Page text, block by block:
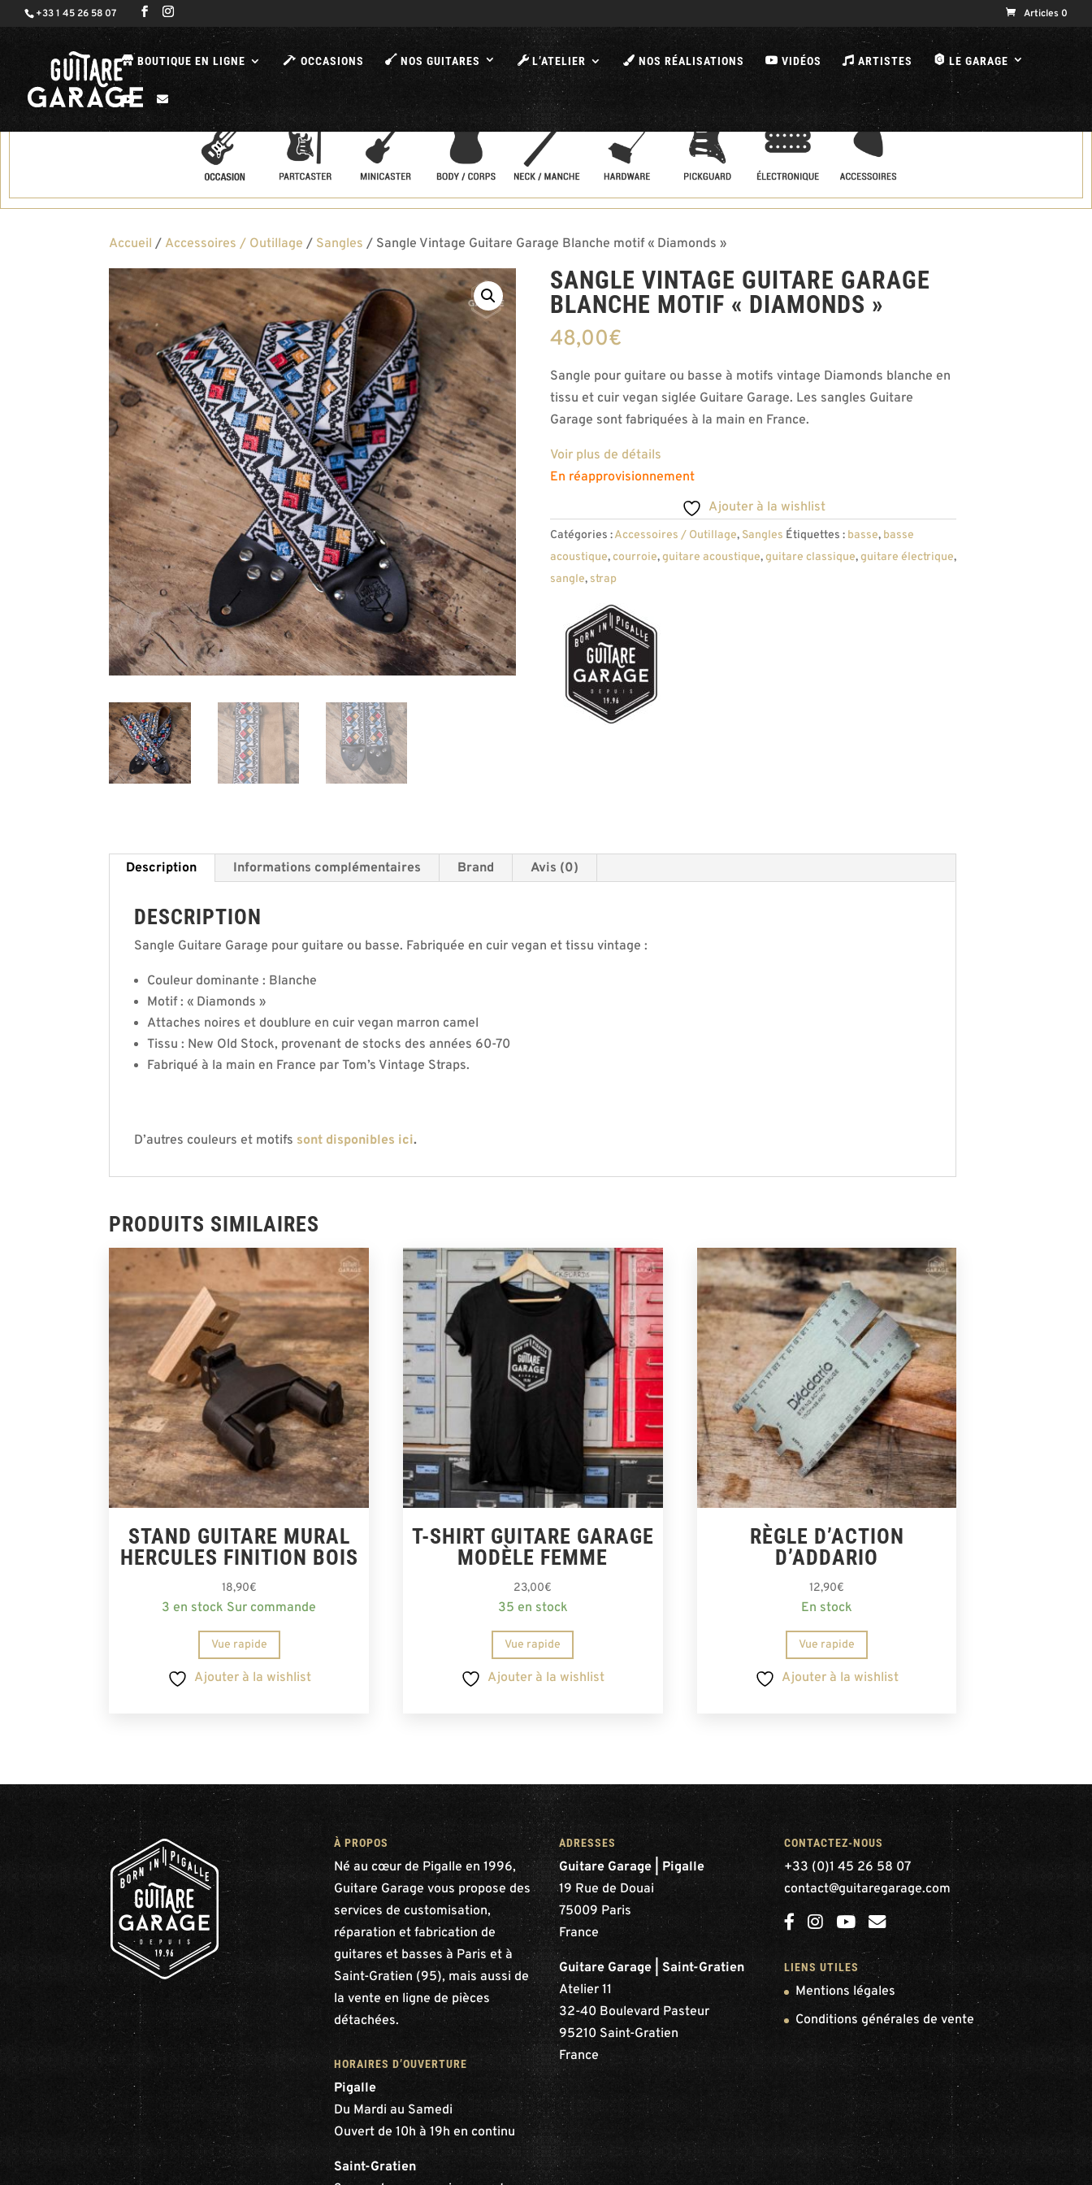
+33 1 45 26 58 07 Articles 0
BOUTIQUE EN LIGNE OCCASIONS A NOS GUITARES L’ATELIER NOS RÉALISATIONS VIDÉOS ARTISTES B LE GARAGE
Accueil / Accessoires / Outillage / Sangles / Sangle Vintage Guitare Garage Blanche motif « Diamonds »
SANGLE VINTAGE GUITARE GARAGE
BLANCHE MOTIF « DIAMONDS »
48,00€
Sangle pour guitare ou basse à motifs vintage Diamonds blanche en
tissu et cuir vegan siglée Guitare Garage. Les sangles Guitare
Garage sont fabriquées à la main en France.
Voir plus de détails
En réapprovisionnement
Ajouter à la wishlist
Catégories :Accessoires / Outillage, Sangles Étiquettes : basse, basse
acoustique,courroie,guitare acoustique,guitare classique,guitare électrique,
sangle, strap
Description Informations complémentaires Brand Avis (0)
DESCRIPTION
Sangle Guitare Garage pour guitare ou basse. Fabriquée en cuir vegan et tissu vintage :
Couleur dominante : Blanche
Motif : « Diamonds »
Attaches noires et doublure en cuir vegan marron camel
Tissu : New Old Stock, provenant de stocks des années 60-70
Fabriqué à la main en France par Tom’s Vintage Straps.
D’autres couleurs et motifs sont disponibles ici.
PRODUITS SIMILAIRES
STAND GUITARE MURAL
HERCULES FINITION BOIS
18,90€
3 en stock Sur commande
Vue rapide
Ajouter à la wishlist
T-SHIRT GUITARE GARAGE
MODÈLE FEMME
23,00€
35 en stock
Vue rapide
Ajouter à la wishlist
RÈGLE D’ACTION
D’ADDARIO
12,90€
En stock
Vue rapide
Ajouter à la wishlist
À PROPOS
Né au cœur de Pigalle en 1996,
Guitare Garage vous propose des
services de customisation,
réparation et fabrication de
guitares et basses à Paris et à
Saint-Gratien (95), mais aussi de
la vente en ligne de pièces
détachées.
HORAIRES D’OUVERTURE
Pigalle
Du Mardi au Samedi
Ouvert de 10h à 19h en continu
Saint-Gratien
ADRESSES
Guitare Garage | Pigalle
19 Rue de Douai
75009 Paris
France
Guitare Garage | Saint-Gratien
Atelier 11
32-40 Boulevard Pasteur
95210 Saint-Gratien
France
CONTACTEZ-NOUS
+33 (0)1 45 26 58 07
contact@guitaregarage.com
LIENS UTILES
Mentions légales
Conditions générales de vente